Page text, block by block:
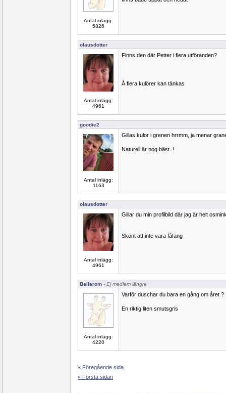
Antal inlägg:
5826
olausdotter
Antal inlägg:
4961
Finns den där Petter i flera utföranden?
Å flera kulörer kan tänkas
goodie2
Antal inlägg:
1163
Gillas kulor i grenen hrrmm, ja menar
Naturell är nog bäst..!
olausdotter
Antal inlägg:
4961
Gillar du min profilbild där jag är helt
Skönt att inte vara fåfäng
Bellarom - Ej medlem längre
Antal inlägg:
4220
Varför duschar du bara en gång om året ?
En riktig liten smutsgris
« Föregående sida
« Första sidan